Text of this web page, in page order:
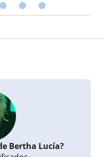
Bertha Lucía?